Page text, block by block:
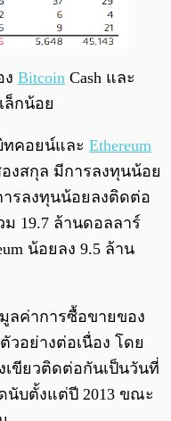
Bitcoin Cash และ
ล็กน้อย
คอยน์และ Ethereum
งสกุล มีการลงทุนน้อย
รลงทุนน้อยลงติดต่อ
19.7 ล้านดอลลาร์
น้อยลง 9.5 ล้าน
ลค่าการซื้อขายของ
วอย่างต่อเนื่อง โดย
ขียวติดต่อกันเป็นวันที่
นับตั้งแต่ปี 2013 ขณะ